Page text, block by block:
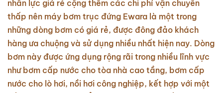
nhân lực giá rẻ cộng thêm các chi phí vận chuyển
thấp nên máy bơm trục đứng Ewara là một trong
những dòng bơm có giá rẻ, được đông đảo khách
hàng ưa chuộng và sử dụng nhiều nhất hiện nay. Dòng
bơm này được ứng dụng rộng rãi trong nhiều lĩnh vực
như bơm cấp nước cho tòa nhà cao tầng, bơm cấp
nước cho lò hơi, nồi hơi công nghiệp, kết hợp với một